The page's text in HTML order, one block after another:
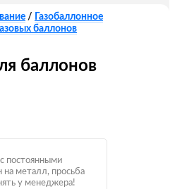
/
Газобаллонное
баллонов
баллонов
постоянными
на металл, просьба
у менеджера!